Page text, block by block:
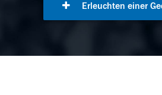
Erleuchten einer